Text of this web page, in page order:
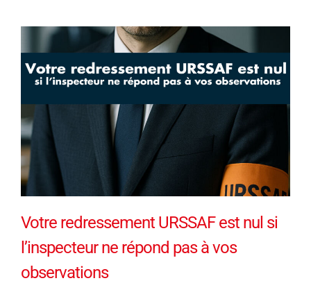
Votre redressement URSSAF est nul si
l’inspecteur ne répond pas à vos
observations